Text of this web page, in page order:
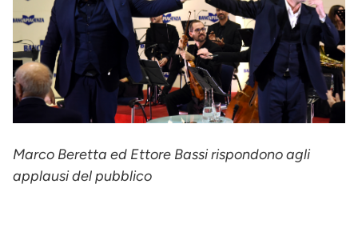
Marco Beretta ed Ettore Bassi rispondono agli
applausi del pubblico